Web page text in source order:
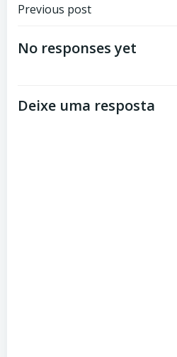
Navegação
de
Previous post
No responses yet
Deixe uma resposta